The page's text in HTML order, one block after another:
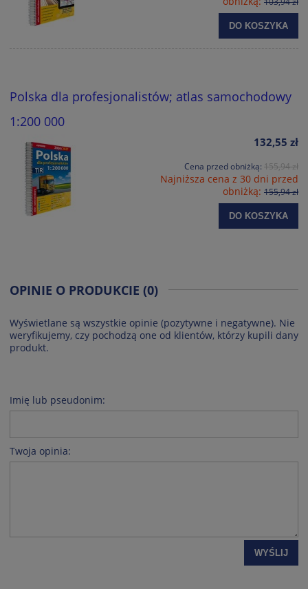
DO KOSZYKA
Polska dla profesjonalistów; atlas samochodowy
1:200 000
132,55 zł
Cena przed obniżką: 155,94 zł
Najniższa cena z 30 dni przed
obniżką: 155,94 zł
DO KOSZYKA
OPINIE O PRODUKCIE (0)
Wyświetlane są wszystkie opinie (pozytywne i negatywne). Nie
weryfikujemy, czy pochodzą one od klientów, którzy kupili dany
produkt.
Imię lub pseudonim:
Twoja opinia:
WYŚLIJ